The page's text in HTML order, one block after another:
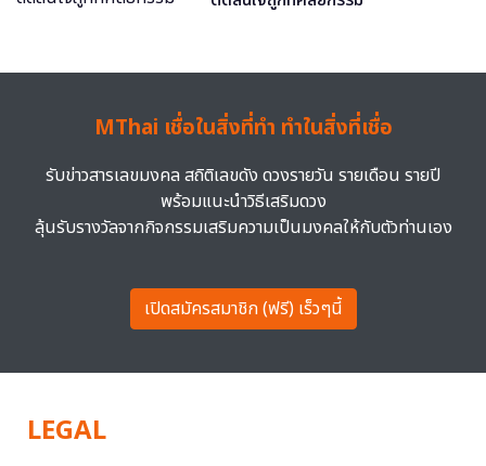
MThai เชื่อในสิ่งที่ทำ ทำในสิ่งที่เชื่อ
รับข่าวสารเลขมงคล สถิติเลขดัง ดวงรายวัน รายเดือน รายปี
พร้อมแนะนำวิธีเสริมดวง
ลุ้นรับรางวัลจากกิจกรรมเสริมความเป็นมงคลให้กับตัวท่านเอง
เปิดสมัครสมาชิก (ฟรี) เร็วๆนี้
LEGAL